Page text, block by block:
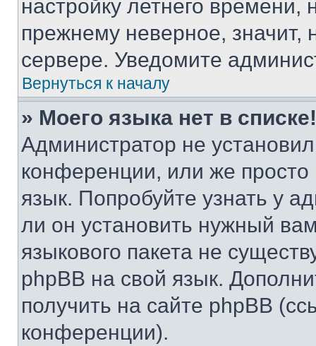
настройку летнего
прежнему неверное, значит,
сервере. Уведомите
Вернуться к началу
» Моего языка нет в списке!
Администратор не
конференции, или же
язык. Попробуйте узнать у
ли он установить нужный
языкового пакета не
phpBB на свой язык.
получить на сайте phpBB
конференции).